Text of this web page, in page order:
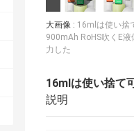
大画像 : 16mlは使い捨
900mAh RoHS吹くE
力した
16mlは使い捨て
説明